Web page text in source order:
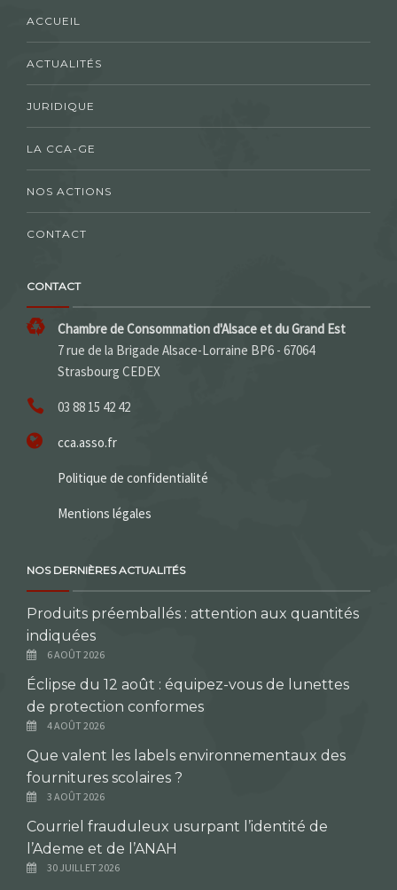
ACCUEIL
ACTUALITÉS
JURIDIQUE
LA CCA-GE
NOS ACTIONS
CONTACT
CONTACT
Chambre de Consommation d'Alsace et du Grand Est
7 rue de la Brigade Alsace-Lorraine BP6 - 67064
Strasbourg CEDEX
03 88 15 42 42
cca.asso.fr
Politique de confidentialité
Mentions légales
NOS DERNIÈRES ACTUALITÉS
Produits préemballés : attention aux quantités
indiquées
6 AOÛT 2026
Éclipse du 12 août : équipez-vous de lunettes
de protection conformes
4 AOÛT 2026
Que valent les labels environnementaux des
fournitures scolaires ?
3 AOÛT 2026
Courriel frauduleux usurpant l’identité de
l’Ademe et de l’ANAH
30 JUILLET 2026